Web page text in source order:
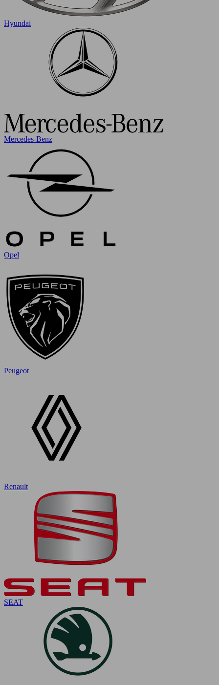
Hyundai
Mercedes-Benz
Opel
Peugeot
Renault
SEAT